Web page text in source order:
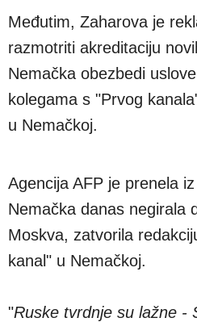
Međutim, Zaharova je
razmotriti akreditaciju
Nemačka obezbedi
kolegama s "Prvog
u Nemačkoj.
Agencija AFP je prenela
Nemačka danas negirala
Moskva, zatvorila
kanal" u Nemačkoj.
"Ruske tvrdnje su lažne -